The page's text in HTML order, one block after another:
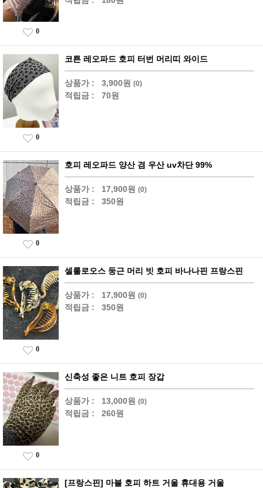
0
코튼 레오파드 호피 터번 머리띠 와이드
상품가 : 3,900원 (0)
적립금 : 70원
0
호피 레오파드 양산 겸 우산 uv차단 99%
상품가 : 17,900원 (0)
적립금 : 350원
0
셀룰로오스 둥근 머리 빗 호피 바나나핀 프랑스핀
상품가 : 17,900원 (0)
적립금 : 350원
0
신축성 좋은 니트 호피 장갑
상품가 : 13,000원 (0)
적립금 : 260원
0
[프랑스핀] 마블 호피 하트 거울 휴대용 거울